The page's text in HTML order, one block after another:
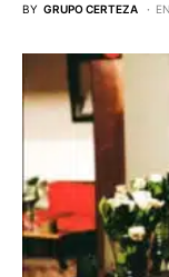
BY GRUPO CERTEZA